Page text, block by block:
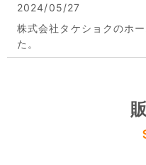
2024/05/27
株式会社タケショクのホ
た。